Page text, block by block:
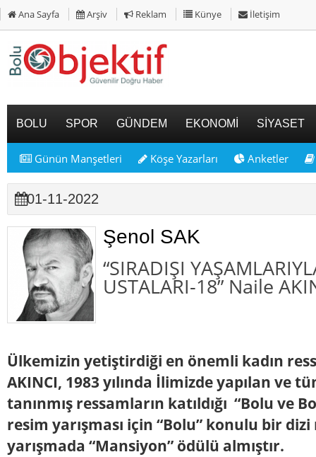
Ana Sayfa Arşiv Reklam Künye İletişim
BOLU SPOR GÜNDEM EKONOMİ SİYASET
Günün Manşetleri Köşe Yazarları Anketler
01-11-2022
Şenol SAK
“SIRADIŞI
USTALARI-18” Naile
Ülkemizin yetiştirdiği en önemli kadın
AKINCI, 1983 yılında İlimizde yapılan ve
tanınmış ressamların katıldığı “Bolu ve
resim yarışması için “Bolu” konulu bir
yarışmada “Mansiyon” ödülü almıştır.